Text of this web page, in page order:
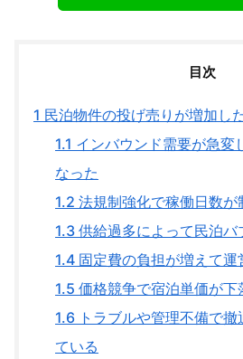
目次
1 民泊物件の投げ売りが増加し
1.1 インバウンド需要が急変
なった
1.2 法規制強化で稼働日数が
1.3 供給過多によって民泊バ
1.4 固定費の負担が増えて運
1.5 価格競争で宿泊単価が下
1.6 トラブルや管理不備で
ている